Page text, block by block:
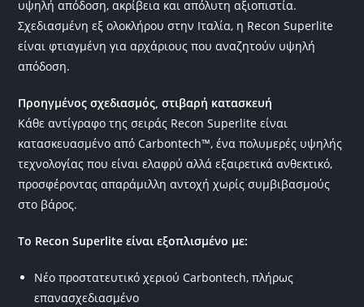
υψηλή απόδοση, ακρίβεια και απόλυτη αξιοπιστία.
Σχεδιασμένη εξ ολοκλήρου στην Ιταλία, η Recon Superlite
είναι φτιαγμένη για αρχάριους που αναζητούν υψηλή
απόδοση.
Προηγμένος σχεδιασμός, στιβαρή κατασκευή
Κάθε αντίγραφο της σειράς Recon Superlite είναι
κατασκευασμένο από Carbontech™, ένα πολυμερές υψηλής
τεχνολογίας που είναι ελαφρύ αλλά εξαιρετικά ανθεκτικό,
προσφέροντας απαράμιλλη αντοχή χωρίς συμβιβασμούς
στο βάρος.
Το Recon Superlite είναι εξοπλισμένο με:
Νέο προστατευτικό χεριού Carbontech, πλήρως
επανασχεδιασμένο